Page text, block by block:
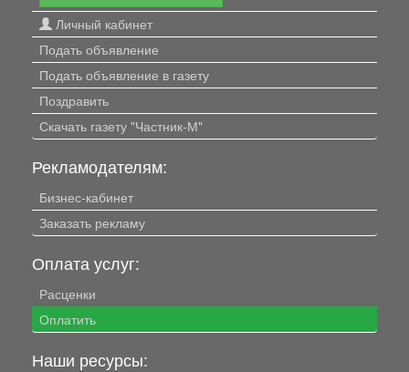
Личный кабинет
Подать объявление
Подать объявление в газету
Поздравить
Скачать газету "Частник-М"
Рекламодателям:
Бизнес-кабинет
Заказать рекламу
Оплата услуг:
Расценки
Оплатить
Наши ресурсы: